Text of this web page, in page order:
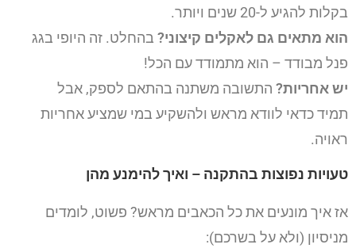
בקלות להגיע ל-20 שנים ויותר.
הוא מתאים גם לאקלים קיצוני? בהחלט. זה היופי בגג
פנל מבודד – הוא מתמודד עם הכל!
יש אחריות? התשובה משתנה בהתאם לספק, אבל
תמיד כדאי לוודא מראש ולהשקיע במי שמציע אחריות
ראויה.
טעויות נפוצות בהתקנה – ואיך להימנע מהן
אז איך מונעים את כל הכאבים מראש? פשוט, לומדים
מניסיון (ולא על בשרכם):